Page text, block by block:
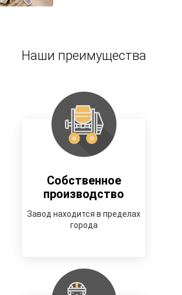
Наши преимущества
Собственное
производство
Завод находится в пределах
города